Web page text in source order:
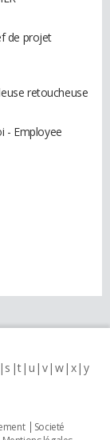
de projet
retoucheuse
- Employee
s t u v w x y
Societé